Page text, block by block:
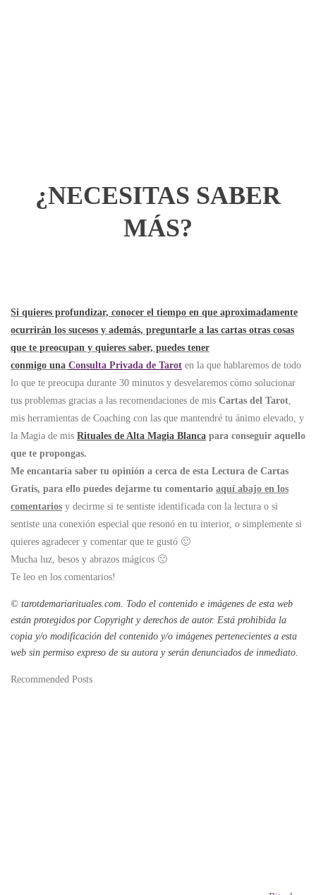
¿NECESITAS SABER
MÁS?
Si quieres profundizar, conocer el tiempo en que aproximadamente
ocurrirán los sucesos y además, preguntarle a las cartas otras cosas
que te preocupan y quieres saber, puedes tener
conmigo una Consulta Privada de Tarot en la que hablaremos de todo
lo que te preocupa durante 30 minutos y desvelaremos cómo solucionar
tus problemas gracias a las recomendaciones de mis Cartas del Tarot,
mis herramientas de Coaching con las que mantendré tu ánimo elevado, y
la Magia de mis Rituales de Alta Magia Blanca para conseguir aquello
que te propongas.
Me encantaría saber tu opinión a cerca de esta Lectura de Cartas
Gratis, para ello puedes dejarme tu comentario aquí abajo en los
comentarios y decirme si te sentiste identificada con la lectura o si
sentiste una conexión especial que resonó en tu interior, o simplemente si
quieres agradecer y comentar que te gustó 🙂
Mucha luz, besos y abrazos mágicos 🙂
Te leo en los comentarios!
© tarotdemariarituales.com. Todo el contenido e imágenes de esta web
están protegidos por Copyright y derechos de autor. Está prohibida la
copia y/o modificación del contenido y/o imágenes pertenecientes a esta
web sin permiso expreso de su autora y serán denunciados de inmediato.
Recommended Posts